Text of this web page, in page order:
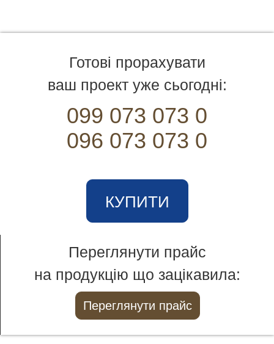
Готові прорахувати
ваш проект уже сьогодні:
099 073 073 0
096 073 073 0
КУПИТИ
Переглянути прайс
на продукцію що зацікавила:
Переглянути прайс